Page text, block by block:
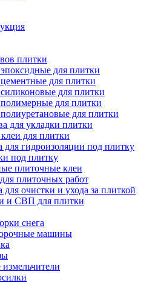
плитки
для плитки
для плитки
для плитки
для плитки
для плитки
для укладки плитки
для плитки
для гидроизоляции под плитку
под плитку
плиточные клеи
плиточных работ
для очистки и ухода за плиткой
и СВП для плитки
снега
машины